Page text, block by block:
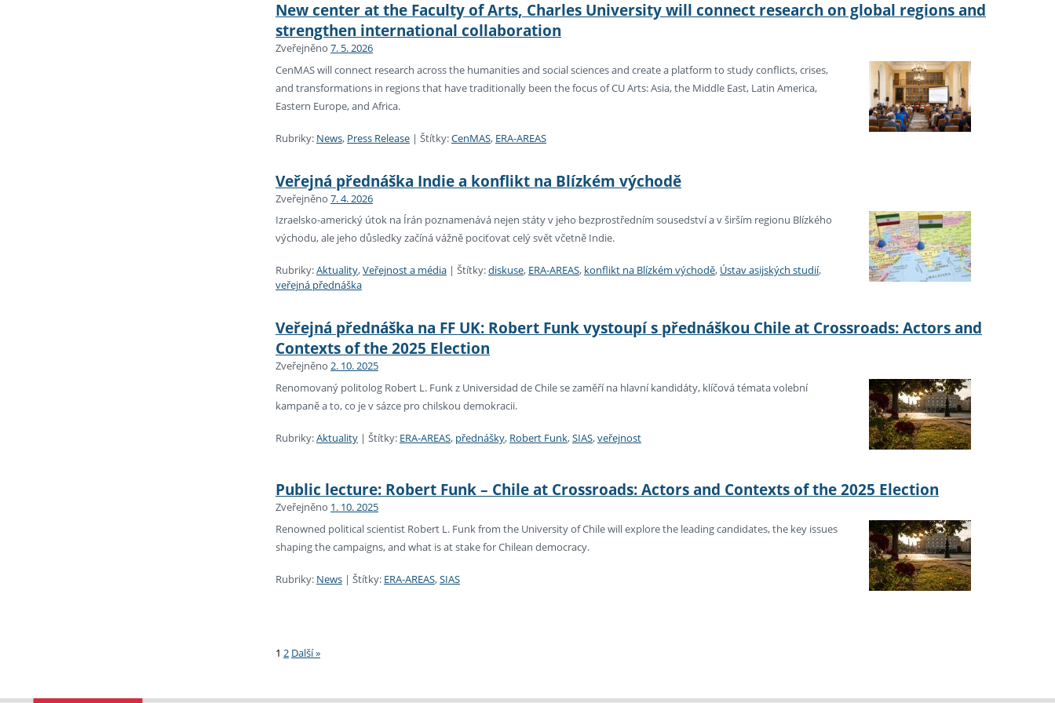
New center at the Faculty of Arts, Charles University will connect research on global regions and
strengthen international collaboration
Zveřejněno 7. 5. 2026
CenMAS will connect research across the humanities and social sciences and create a platform to study conflicts, crises,
and transformations in regions that have traditionally been the focus of CU Arts: Asia, the Middle East, Latin America,
Eastern Europe, and Africa.
Rubriky: News, Press Release | Štítky:CenMAS, ERA-AREAS
Veřejná přednáška Indie a konflikt na Blízkém východě
Zveřejněno 7. 4. 2026
Izraelsko-americký útok na Írán poznamenává nejen státy v jeho bezprostředním sousedství a v širším regionu Blízkého
východu, ale jeho důsledky začíná vážně pociťovat celý svět včetně Indie.
Rubriky:Aktuality,Veřejnost a média | Štítky:diskuse, ERA-AREAS, konflikt na Blízkém východě, Ústav asijských studií,
veřejná přednáška
Veřejná přednáška na FF UK: Robert Funk vystoupí s přednáškou Chile at Crossroads: Actors and
Contexts of the 2025 Election
Zveřejněno 2. 10. 2025
Renomovaný politolog Robert L. Funk z Universidad de Chile se zaměří na hlavní kandidáty, klíčová témata volební
kampaně a to, co je v sázce pro chilskou demokracii.
Rubriky:Aktuality | Štítky: ERA-AREAS, přednášky, Robert Funk,SIAS,veřejnost
Public lecture: Robert Funk – Chile at Crossroads: Actors and Contexts of the 2025 Election
Zveřejněno 1. 10. 2025
Renowned political scientist Robert L. Funk from the University of Chile will explore the leading candidates, the key issues
shaping the campaigns, and what is at stake for Chilean democracy.
Rubriky: News | Štítky: ERA-AREAS,SIAS
1 2 Další »